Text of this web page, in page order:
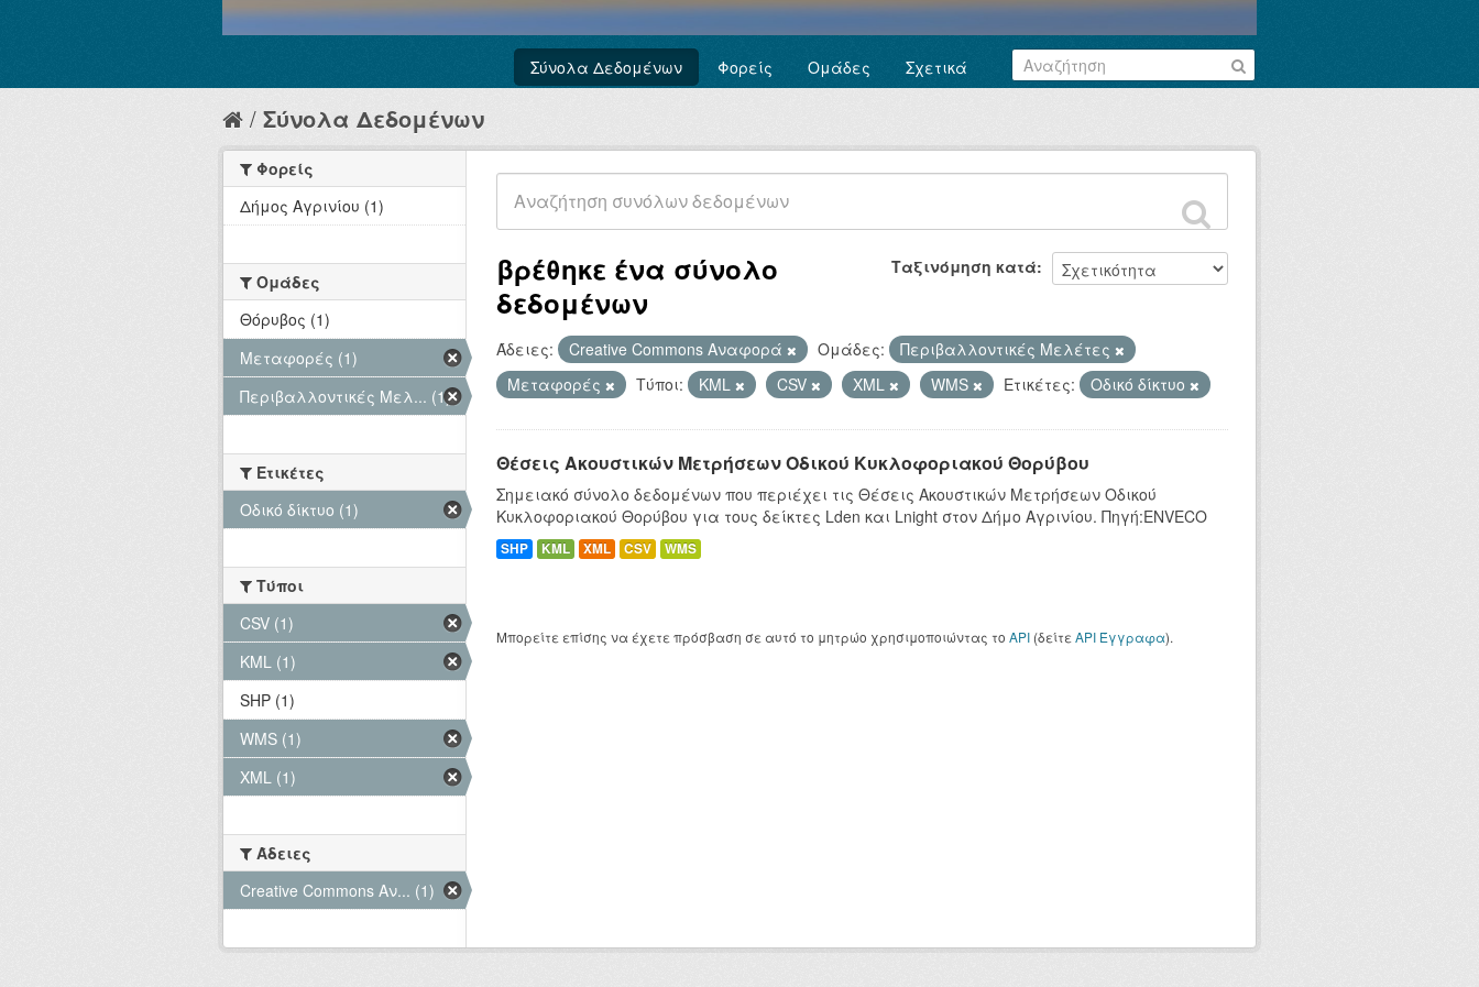
Σύνολα Δεδομένων Φορείς Ομάδες Σχετικά
Σύνολα Δεδομένων
Ταξινόμηση κατά
βρέθηκε ένα σύνολο
δεδομένων
Άδειες: Creative Commons Αναφορά Ομάδες:
Περιβαλλοντικές Μελέτες
Μεταφορές
Τύποι: KML CSV XML WMS Ετικέτες: Οδικό δίκτυο
Θέσεις Ακουστικών Μετρήσεων Οδικού Κυκλοφοριακού Θορύβου
Σημειακό σύνολο δεδομένων που περιέχει τις Θέσεις Ακουστικών Μετρήσεων Οδικού
Κυκλοφοριακού Θορύβου για τους δείκτες Lden και Lnight στον Δήμο Αγρινίου. Πηγή:ENVECO
SHP KML XML CSV WMS
Μπορείτε επίσης να έχετε πρόσβαση σε αυτό το μητρώο χρησιμοποιώντας το API (δείτε API Έγγραφα).
Φορείς
Δήμος Αγρινίου (1)
Ομάδες
Θόρυβος (1)
Μεταφορές (1)
Περιβαλλοντικές Μελ... (1)
Ετικέτες
Οδικό δίκτυο (1)
Τύποι
CSV (1)
KML (1)
SHP (1)
WMS (1)
XML (1)
Άδειες
Creative Commons Αν... (1)